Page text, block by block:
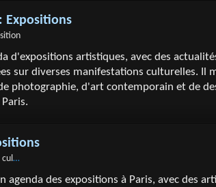
Expositions
d'expositions artistiques, avec des
sur diverses manifestations culturelles. Il
photographie, d'art contemporain et de
agenda des expositions à Paris, avec des